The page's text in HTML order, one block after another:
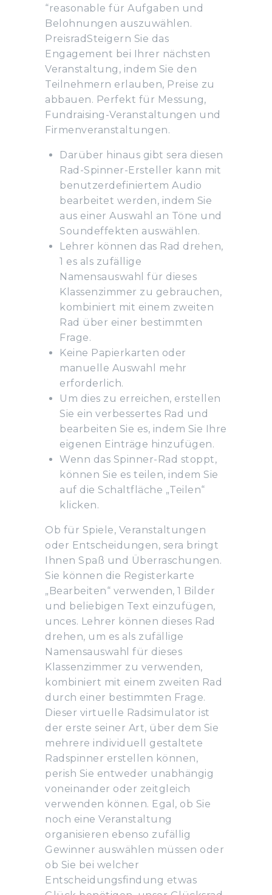
“reasonable für Aufgaben und
Belohnungen auszuwählen.
PreisradSteigern Sie das
Engagement bei Ihrer nächsten
Veranstaltung, indem Sie den
Teilnehmern erlauben, Preise zu
abbauen. Perfekt für Messung,
Fundraising-Veranstaltungen und
Firmenveranstaltungen.
Darüber hinaus gibt sera diesen
Rad-Spinner-Ersteller kann mit
benutzerdefiniertem Audio
bearbeitet werden, indem Sie
aus einer Auswahl an Töne und
Soundeffekten auswählen.
Lehrer können das Rad drehen,
1 es als zufällige
Namensauswahl für dieses
Klassenzimmer zu gebrauchen,
kombiniert mit einem zweiten
Rad über einer bestimmten
Frage.
Keine Papierkarten oder
manuelle Auswahl mehr
erforderlich.
Um dies zu erreichen, erstellen
Sie ein verbessertes Rad und
bearbeiten Sie es, indem Sie Ihre
eigenen Einträge hinzufügen.
Wenn das Spinner-Rad stoppt,
können Sie es teilen, indem Sie
auf die Schaltfläche „Teilen“
klicken.
Ob für Spiele, Veranstaltungen
oder Entscheidungen, sera bringt
Ihnen Spaß und Überraschungen.
Sie können die Registerkarte
„Bearbeiten“ verwenden, 1 Bilder
und beliebigen Text einzufügen,
unces. Lehrer können dieses Rad
drehen, um es als zufällige
Namensauswahl für dieses
Klassenzimmer zu verwenden,
kombiniert mit einem zweiten Rad
durch einer bestimmten Frage.
Dieser virtuelle Radsimulator ist
der erste seiner Art, über dem Sie
mehrere individuell gestaltete
Radspinner erstellen können,
perish Sie entweder unabhängig
voneinander oder zeitgleich
verwenden können. Egal, ob Sie
noch eine Veranstaltung
organisieren ebenso zufällig
Gewinner auswählen müssen oder
ob Sie bei welcher
Entscheidungsfindung etwas